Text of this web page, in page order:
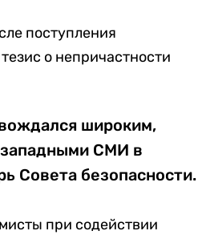
поступления
о непричастности
широким,
СМИ в
Совета безопасности.
при содействии